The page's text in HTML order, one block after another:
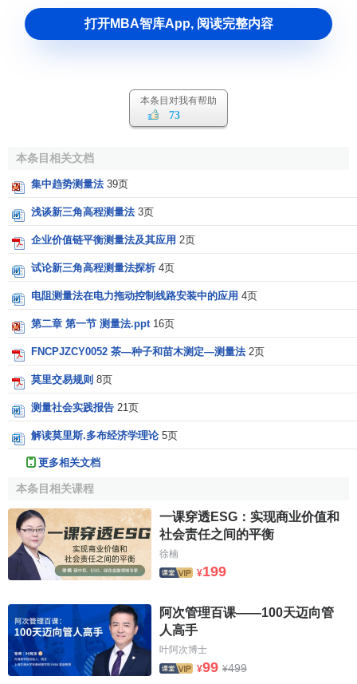
社会测量法具有以下几个显著特点。
构特征，强调人与人之间的相互作用。
（2）社会测量是对人的某种评价，因此，它容易引起被
和凝聚力方面等具有很强的应用性。
社会测量法的实施过程
（一）测量标准的选择
1．在确定标准时，需要考虑标准的性质、数目以及可以
选择的数目。标准的多少根据研究的要求而定，一般情况下
不宜太多。因为太多、太严的标准将会给被试的选择带来困
难，如找不到可选的对象。
2．如果按标准的重要性，可以将它们分成强标准和弱标
准。
准，例如一起工作、一起学习等；弱标准往往是临时和短期
的活动或任务，比如，让受测人选择与谁在一起参加某次活
动。
3．选择标准时，应注意使标准尽可能具体，让受测者充
分了解标准的内容，如说明一起参加什么工作或活动，避免
由于理解不同而导致的偏差。
4．标准可以用积极方式，也可以用消极方式提出。积极
方式如：“你喜欢与谁一起讨论工作计划?”消极方式如：“你不
希望与谁一起参加某一活动?”消极方式容易引起受测者的焦
虑和不安，因而要谨慎使用。
打开MBA智库App, 阅读完整内容
本条目对我有帮助
73
本条目相关文档
集中趋势测量法 39页
浅谈新三角高程测量法 3页
企业价值链平衡测量法及其应用 2页
试论新三角高程测量法探析 4页
电阻测量法在电力拖动控制线路安装中的应用 4页
第二章 第一节 测量法.ppt 16页
FNCPJZCY0052 茶—种子和苗木测定—测量法 2页
莫里交易规则 8页
测量社会实践报告 21页
解读莫里斯.多布经济学理论 5页
更多相关文档
本条目相关课程
一课穿透ESG：实现商业价值和
社会责任之间的平衡
徐楠
¥199
阿次管理百课——100天迈向管
人高手
叶阿次博士
¥99 ¥499